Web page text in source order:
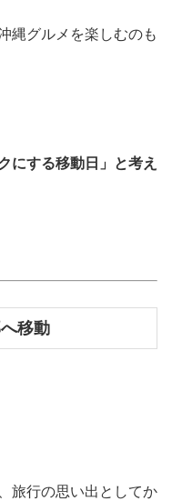
縄グルメを楽しむのも
にする移動日」と考え
移動
旅行の思い出としてか